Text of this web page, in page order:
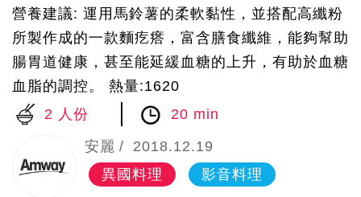
營養建議: 運用馬鈴薯的柔軟黏性，並搭配高纖粉
所製作成的一款麵疙瘩，富含膳食纖維，能夠幫助
腸胃道健康，甚至能延緩血糖的上升，有助於血糖
血脂的調控。 熱量:1620
2 人份
20 min
安麗
2018.12.19
異國料理
影音料理